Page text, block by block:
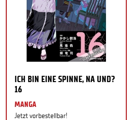
ICH BIN EINE SPINNE, NA UND?
16
MANGA
Jetzt vorbestellbar!